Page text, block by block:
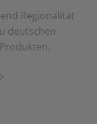
Regionalität
deutschen